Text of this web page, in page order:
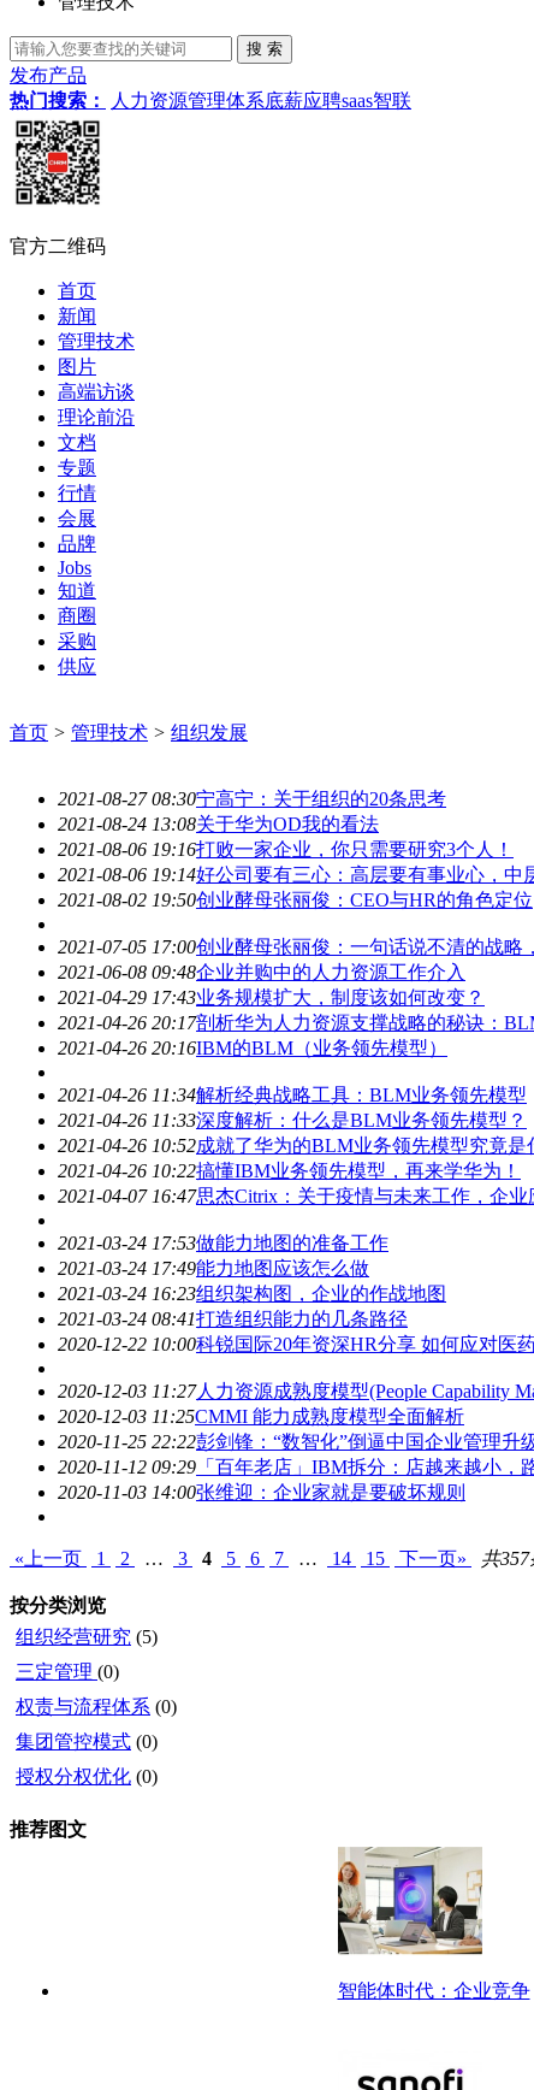
发布产品
热门搜索：
人力资源管理体系底薪应聘saas智联
官方二维码
首页
新闻
管理技术
图片
高端访谈
理论前沿
文档
专题
行情
会展
品牌
Jobs
知道
商圈
采购
供应
首页 > 管理技术 > 组织发展
2021-08-27 08:30宁高宁：关于组织的20条思考
2021-08-24 13:08关于华为OD我的看法
2021-08-06 19:16打败一家企业，你只需要研究3个人！
2021-08-06 19:14好公司要有三心：高层要有事业心，中
2021-08-02 19:50创业酵母张丽俊：CEO与HR的角色定位
2021-07-05 17:00创业酵母张丽俊：一句话说不清的战略
2021-06-08 09:48企业并购中的人力资源工作介入
2021-04-29 17:43业务规模扩大，制度该如何改变？
2021-04-26 20:17剖析华为人力资源支撑战略的秘诀：
2021-04-26 20:16IBM的BLM（业务领先模型）
2021-04-26 11:34解析经典战略工具：BLM业务领先模型
2021-04-26 11:33深度解析：什么是BLM业务领先模型？
2021-04-26 10:52成就了华为的BLM业务领先模型究竟是
2021-04-26 10:22搞懂IBM业务领先模型，再来学华为！
2021-04-07 16:47思杰Citrix：关于疫情与未来工作，企
2021-03-24 17:53做能力地图的准备工作
2021-03-24 17:49能力地图应该怎么做
2021-03-24 16:23组织架构图，企业的作战地图
2021-03-24 08:41打造组织能力的几条路径
2020-12-22 10:00科锐国际20年资深HR分享 如何应对医
2020-12-03 11:27人力资源成熟度模型(People Capability
2020-12-03 11:25CMMI 能力成熟度模型全面解析
2020-11-25 22:22彭剑锋：“数智化”倒逼中国企业管理升
2020-11-12 09:29 「百年老店」IBM拆分：店越来越小，
2020-11-03 14:00张维迎：企业家就是要破坏规则
«上一页 1 2 … 3 4 5 6 7 … 14 15 下一页» 共
按分类浏览
组织经营研究 (5)
三定管理 (0)
权责与流程体系 (0)
集团管控模式 (0)
授权分权优化 (0)
推荐图文
智能体时代：企业竞争